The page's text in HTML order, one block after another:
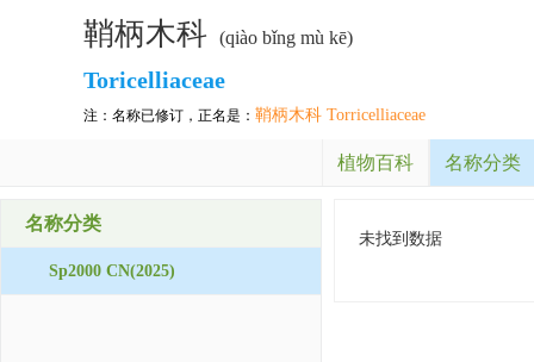
鞘柄木科 (qiào bǐng mù kē)
Toricelliaceae
注：名称已修订，正名是： 鞘柄木科 Torricelliaceae
植物百科 名称分类
名称分类
Sp2000 CN(2025)
未找到数据